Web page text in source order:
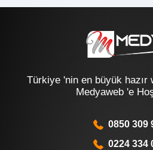
Türkiye 'nin en büyük hazır
Medyaweb 'e
0850 309
0224 334